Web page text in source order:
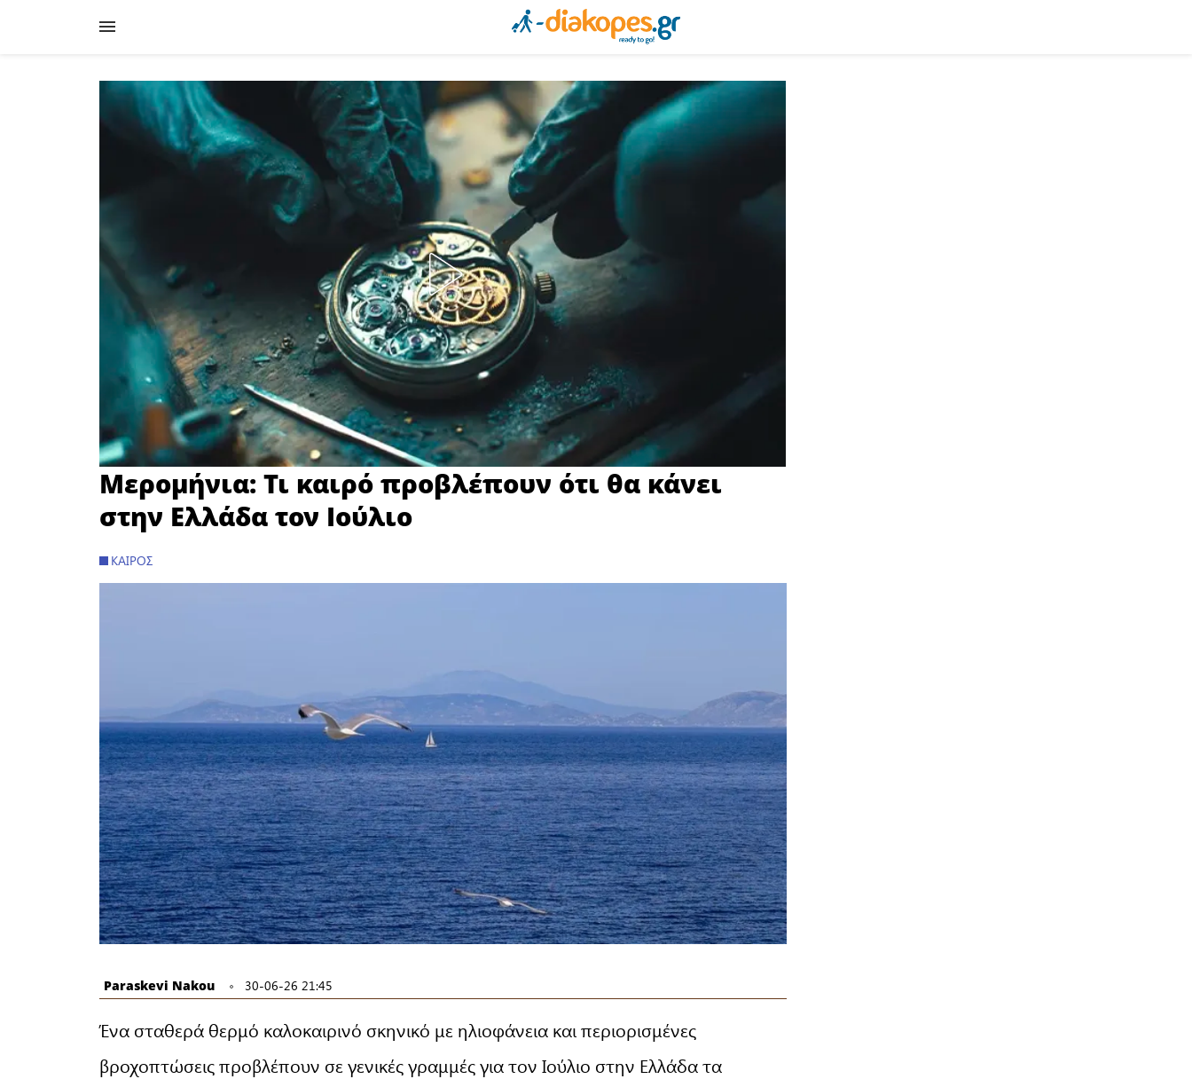
Μερομήνια: Τι καιρό προβλέπουν ότι θα κάνει
στην Ελλάδα τον Ιούλιο
ΚΑΙΡΌΣ
Paraskevi Nakou 30-06-26 21:45
Ένα σταθερά θερμό καλοκαιρινό σκηνικό με ηλιοφάνεια και περιορισμένες
βροχοπτώσεις προβλέπουν σε γενικές γραμμές για τον Ιούλιο στην Ελλάδα τα